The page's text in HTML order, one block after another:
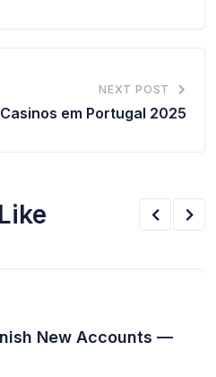
NEXT POST
em Portugal 2025
New Accounts —